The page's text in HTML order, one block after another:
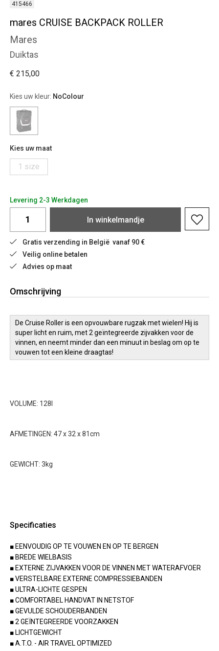
415466
mares CRUISE BACKPACK ROLLER
Mares
Duiktas
€ 215,00
Kies uw kleur: NoColour
Kies uw maat
1 size
Levering 2-3 Werkdagen
In winkelmandje
Gratis verzending in België  vanaf 90 €
Veilig online betalen
Advies op maat
Omschrijving
De Cruise Roller is een opvouwbare rugzak met wielen! Hij is
super licht en ruim, met 2 geïntegreerde zijvakken voor de
vinnen, en neemt minder dan een minuut in beslag om op te
vouwen tot een kleine draagtas!
VOLUME: 128l
AFMETINGEN: 47 x 32 x 81cm
GEWICHT: 3kg
Specificaties
■ EENVOUDIG OP TE VOUWEN EN OP TE BERGEN
■ BREDE WIELBASIS
■ EXTERNE ZIJVAKKEN VOOR DE VINNEN MET WATERAFVOER
■ VERSTELBARE EXTERNE COMPRESSIEBANDEN
■ ULTRA-LICHTE GESPEN
■ COMFORTABEL HANDVAT IN NETSTOF
■ GEVULDE SCHOUDERBANDEN
■ 2 GEÏNTEGREERDE VOORZAKKEN
■ LICHTGEWICHT
■ A.T.O. - AIR TRAVEL OPTIMIZED